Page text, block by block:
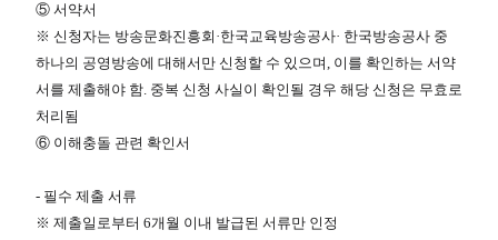
⑤ 서약서
※ 신청자는 방송문화진흥회·한국교육방송공사· 한국방송공사 중
하나의 공영방송에 대해서만 신청할 수 있으며, 이를 확인하는 서약
서를 제출해야 함. 중복 신청 사실이 확인될 경우 해당 신청은 무효로
처리됨
⑥ 이해충돌 관련 확인서
-​ 필수 제출 서류
※ 제출일로부터 6개월 이내 발급된 서류만 인정